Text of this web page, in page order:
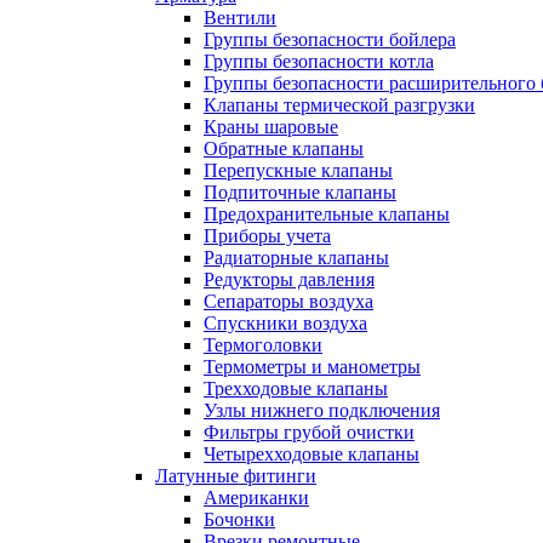
Вентили
Группы безопасности бойлера
Группы безопасности котла
Группы безопасности расширительного
Клапаны термической разгрузки
Краны шаровые
Обратные клапаны
Перепускные клапаны
Подпиточные клапаны
Предохранительные клапаны
Приборы учета
Радиаторные клапаны
Редукторы давления
Сепараторы воздуха
Спускники воздуха
Термоголовки
Термометры и манометры
Трехходовые клапаны
Узлы нижнего подключения
Фильтры грубой очистки
Четырехходовые клапаны
Латунные фитинги
Американки
Бочонки